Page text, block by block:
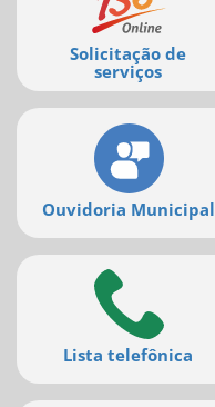
serviços
Solicitação de
serviços
Ouvidoria Municipal
Lista telefônica